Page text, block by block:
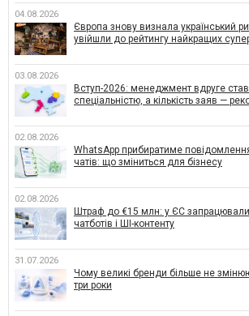
04.08.2026
Європа знову визнала український
увійшли до рейтингу найкращих
03.08.2026
Вступ-2026: менеджмент вдруге
спеціальністю, а кількість заяв —
02.08.2026
WhatsApp прибиратиме
чатів: що зміниться для бізнесу
02.08.2026
Штраф до €15 млн: у ЄС
чатботів і ШІ-контенту
31.07.2026
Чому великі бренди більше не
три роки